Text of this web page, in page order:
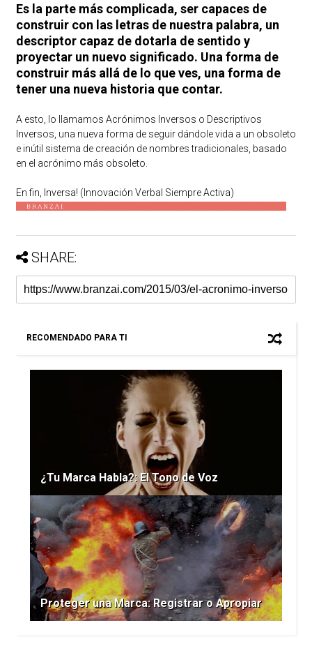
Es la parte más complicada, ser capaces de
construir con las letras de nuestra palabra, un
descriptor capaz de dotarla de sentido y
proyectar un nuevo significado. Una forma de
construir más allá de lo que ves, una forma de
tener una nueva historia que contar.
A esto, lo llamamos Acrónimos Inversos o Descriptivos
Inversos, una nueva forma de seguir dándole vida a un obsoleto
e inútil sistema de creación de nombres tradicionales, basado
en el acrónimo más obsoleto.
En fin, Inversa! (Innovación Verbal Siempre Activa)
SHARE:
RECOMENDADO PARA TI
¿Tu Marca Habla?: El Tono de Voz
Proteger una Marca: Registrar o Apropiar